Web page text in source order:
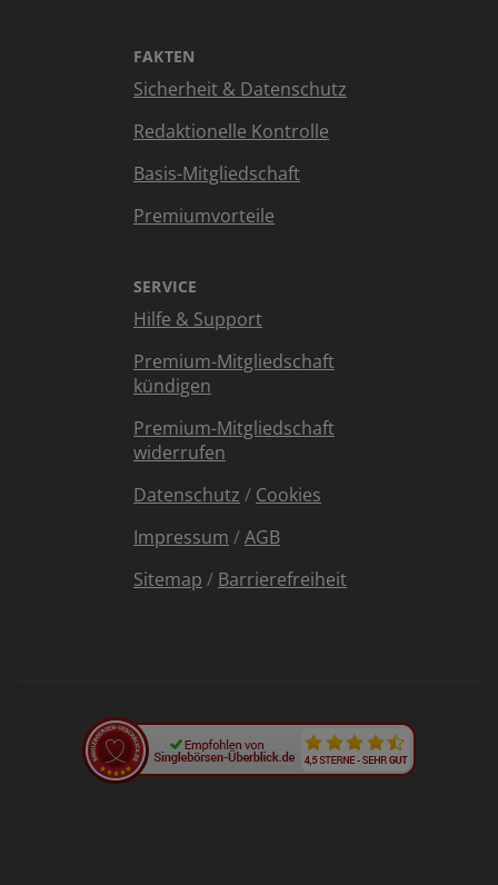
FAKTEN
Sicherheit & Datenschutz
Redaktionelle Kontrolle
Basis-Mitgliedschaft
Premiumvorteile
SERVICE
Hilfe & Support
Premium-Mitgliedschaft
kündigen
Premium-Mitgliedschaft
widerrufen
Datenschutz / Cookies
Impressum /AGB
Sitemap / Barrierefreiheit